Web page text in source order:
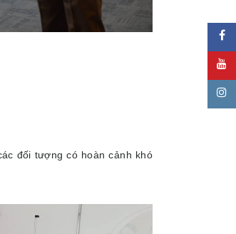
đối tượng có hoàn cảnh khó